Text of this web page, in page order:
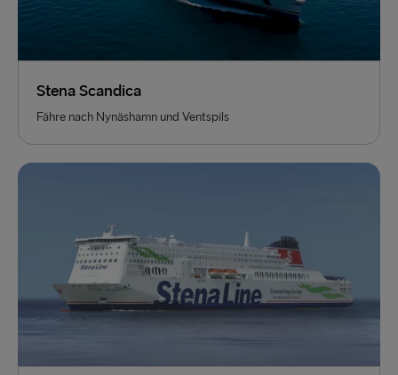
Stena Scandica
Fähre nach Nynäshamn und Ventspils